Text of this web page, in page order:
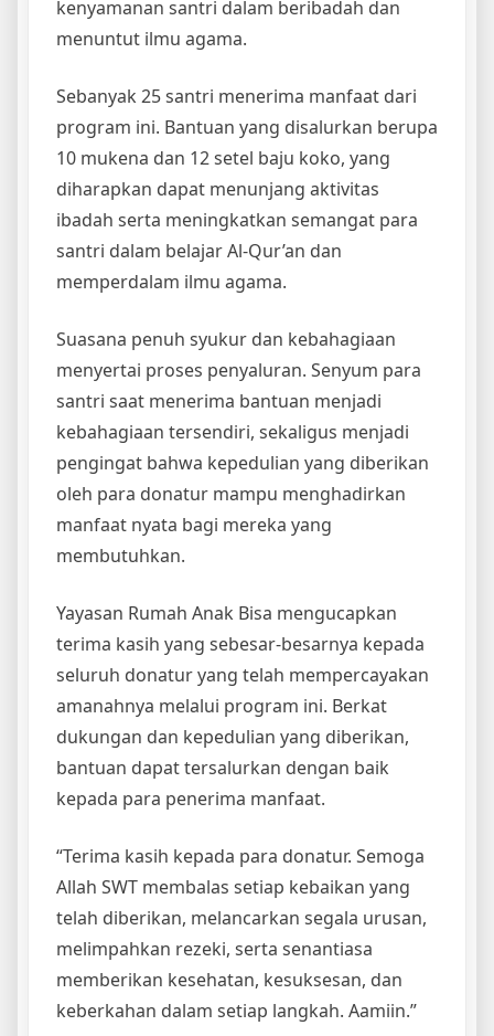
kenyamanan santri dalam beribadah dan
menuntut ilmu agama.
Sebanyak 25 santri menerima manfaat dari
program ini. Bantuan yang disalurkan berupa
10 mukena dan 12 setel baju koko, yang
diharapkan dapat menunjang aktivitas
ibadah serta meningkatkan semangat para
santri dalam belajar Al-Qur’an dan
memperdalam ilmu agama.
Suasana penuh syukur dan kebahagiaan
menyertai proses penyaluran. Senyum para
santri saat menerima bantuan menjadi
kebahagiaan tersendiri, sekaligus menjadi
pengingat bahwa kepedulian yang diberikan
oleh para donatur mampu menghadirkan
manfaat nyata bagi mereka yang
membutuhkan.
Yayasan Rumah Anak Bisa mengucapkan
terima kasih yang sebesar-besarnya kepada
seluruh donatur yang telah mempercayakan
amanahnya melalui program ini. Berkat
dukungan dan kepedulian yang diberikan,
bantuan dapat tersalurkan dengan baik
kepada para penerima manfaat.
“Terima kasih kepada para donatur. Semoga
Allah SWT membalas setiap kebaikan yang
telah diberikan, melancarkan segala urusan,
melimpahkan rezeki, serta senantiasa
memberikan kesehatan, kesuksesan, dan
keberkahan dalam setiap langkah. Aamiin.”